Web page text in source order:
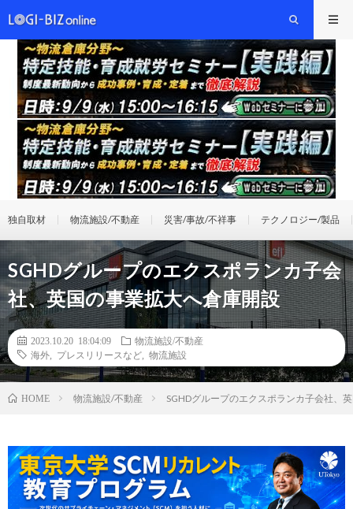
独自取材 物流施設/不動産 災害/事故/不祥事 テクノロジー/製品
SGHDグループのエクスポランカ子会
社、英国の事業拡大へ倉庫開設
2023.10.20 18:04:09
物流施設/不動産
海外
プレスリリースなど 物流施設
HOME 物流施設/不動産 SGHDグループのエクスポランカ子会社、